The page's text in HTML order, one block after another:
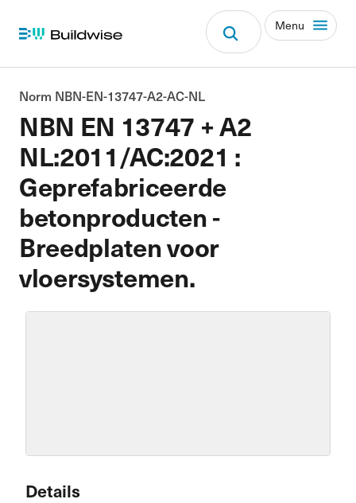
Menu
NBN EN 13747 + A2
NL:2011/AC:2021 :
Geprefabriceerde
betonproducten -
Breedplaten voor
vloersystemen.
Norm NBN-EN-13747-A2-AC-NL
Details